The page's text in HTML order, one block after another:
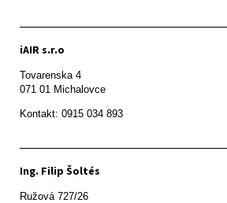
iAIR s.r.o
Tovarenska 4
071 01 Michalovce
Ing. Filip Šoltés
Ružová 727/26